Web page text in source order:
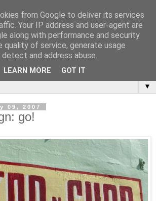
und europäischen Recht der
und -dienste
▼
09, 2007
go!
from Google to deliver its services
Your IP address and user-agent are
along with performance and security
quality of service, generate usage
and address abuse.
LEARN MORE GOT IT